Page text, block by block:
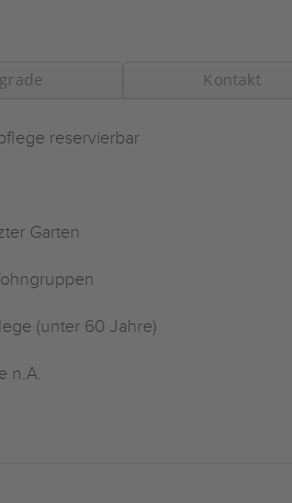
Kontakt
reservierbar
Garten
(unter 60 Jahre)
n.A.